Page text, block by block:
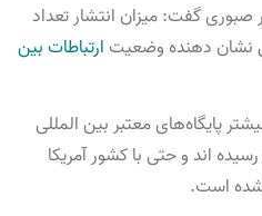
صبوری گفت: میزان انتشار تعداد
نشان دهنده وضعیتارتباطات بین
پایگاه‌های معتبر بین المللی
اند و حتی با کشور آمریکا
شده است.